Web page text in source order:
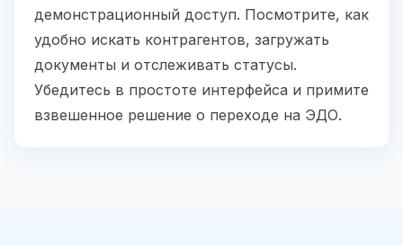
демонстрационный доступ. Посмотрите, как
удобно искать контрагентов, загружать
документы и отслеживать статусы.
Убедитесь в простоте интерфейса и примите
взвешенное решение о переходе на ЭДО.